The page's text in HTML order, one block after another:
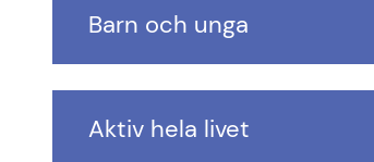
Barn och unga
Aktiv hela livet